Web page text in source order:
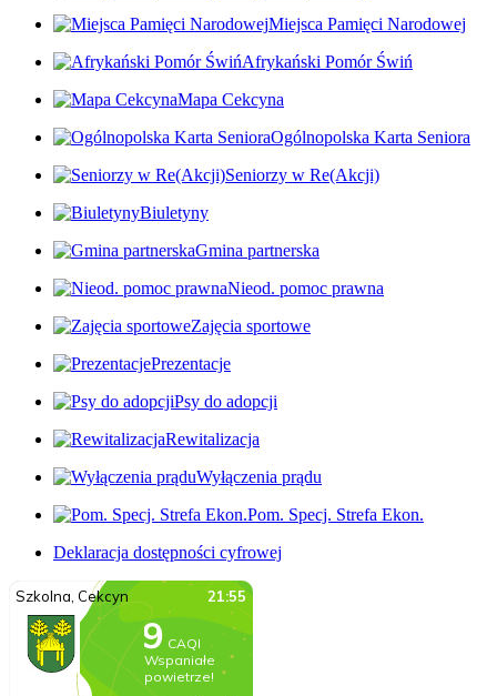
Miejsca Pamięci Narodowej
Afrykański Pomór Świń
Mapa Cekcyna
Ogólnopolska Karta Seniora
Seniorzy w Re(Akcji)
Biuletyny
Gmina partnerska
Nieod. pomoc prawna
Zajęcia sportowe
Prezentacje
Psy do adopcji
Rewitalizacja
Wyłączenia prądu
Pom. Specj. Strefa Ekon.
Deklaracja dostępności cyfrowej